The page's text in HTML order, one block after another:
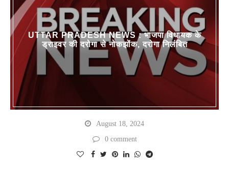
UTTAR PRADESH NEWS : भाजपा विधायक के
ड्राइवर की दरोगा से नोकझोंक, दरोगा निलंबित
August 18, 2024
0 comment